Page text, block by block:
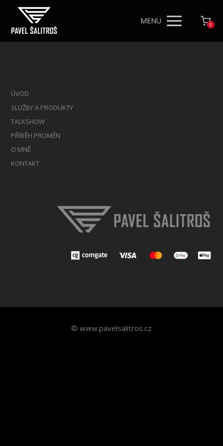
MENU 0
ÚVOD
SLUŽBY A PRODUKTY
TALKSHOW
PŘÍBĚH PROMĚN
O MNĚ
KONTAKT
© www.pavelsalitros.cz